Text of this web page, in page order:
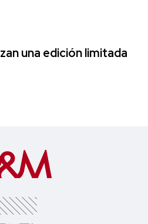
una edición limitada